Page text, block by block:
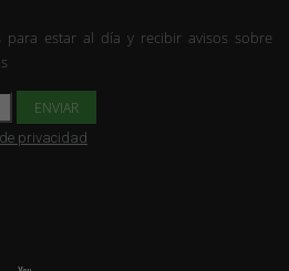
para estar al día y recibir avisos sobre
privacidad